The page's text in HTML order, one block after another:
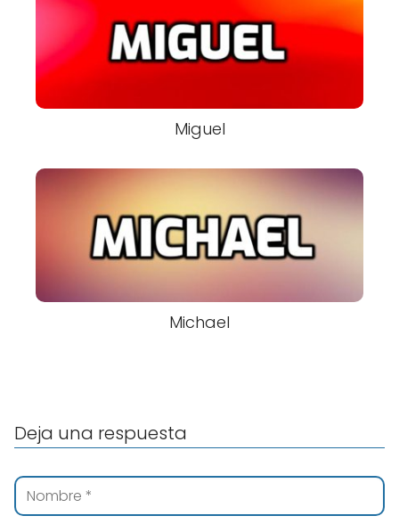
Miguel
Michael
Deja una respuesta